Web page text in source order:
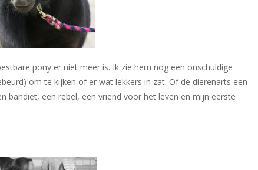
pony er niet meer is. Ik zie hem nog een onschuldige
om te kijken of er wat lekkers in zat. Of de dierenarts een
bandiet, een rebel, een vriend voor het leven en mijn eerste